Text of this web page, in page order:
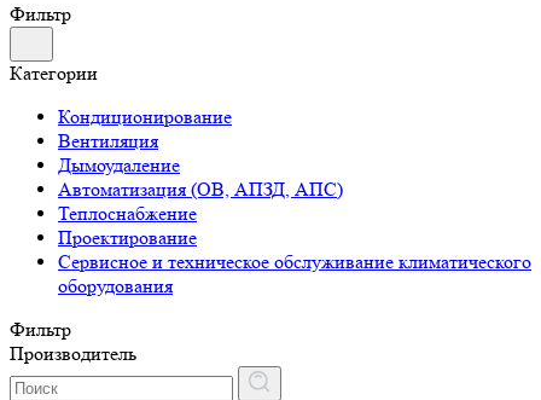
Фильтр
Категории
Кондиционирование
Вентиляция
Дымоудаление
Автоматизация (ОВ, АПЗД, АПС)
Теплоснабжение
Проектирование
Сервисное и техническое обслуживание климатического
оборудования
Фильтр
Производитель